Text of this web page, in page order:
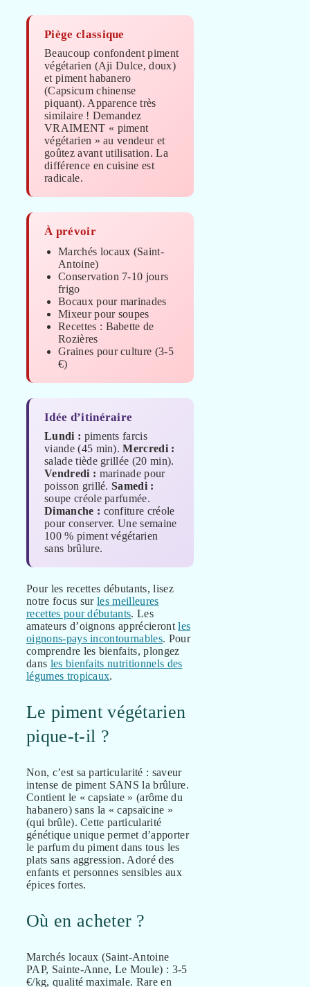
Piège classique
Beaucoup confondent piment
végétarien (Aji Dulce, doux)
et piment habanero
(Capsicum chinense
piquant). Apparence très
similaire ! Demandez
VRAIMENT « piment
végétarien » au vendeur et
goûtez avant utilisation. La
différence en cuisine est
radicale.
À prévoir
Marchés locaux (Saint-
Antoine)
Conservation 7-10 jours
frigo
Bocaux pour marinades
Mixeur pour soupes
Recettes : Babette de
Rozières
Graines pour culture (3-5
€)
Idée d’itinéraire
Lundi : piments farcis
viande (45 min).Mercredi :
salade tiède grillée (20 min).
Vendredi : marinade pour
poisson grillé.Samedi :
soupe créole parfumée.
Dimanche : confiture créole
pour conserver. Une semaine
100 % piment végétarien
sans brûlure.
Pour les recettes débutants, lisez
notre focus surles meilleures
recettes pour débutants. Les
amateurs d’oignons apprécierontles
oignons-pays incontournables. Pour
comprendre les bienfaits, plongez
dans les bienfaits nutritionnels des
légumes tropicaux.
Le piment végétarien
pique-t-il ?
Non, c’est sa particularité : saveur
intense de piment SANS la brûlure.
Contient le « capsiate » (arôme du
habanero) sans la « capsaïcine »
(qui brûle). Cette particularité
génétique unique permet d’apporter
le parfum du piment dans tous les
plats sans aggression. Adoré des
enfants et personnes sensibles aux
épices fortes.
Où en acheter ?
Marchés locaux (Saint-Antoine
PAP, Sainte-Anne, Le Moule) : 3-5
€/kg, qualité maximale. Rare en